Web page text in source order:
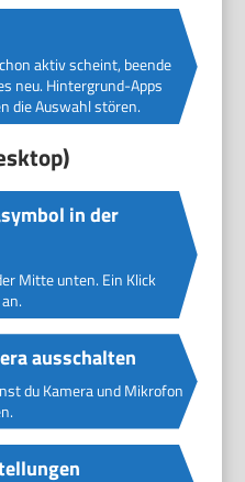
aktiv scheint, beende
neu. Hintergrund-Apps
die Auswahl stören.
in der
Mitte unten. Ein Klick
ausschalten
du Kamera und Mikrofon